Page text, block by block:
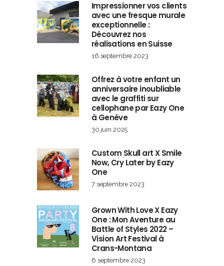
Impressionner vos clients
avec une fresque murale
exceptionnelle :
Découvrez nos
réalisations en Suisse
16 septembre 2023
Offrez à votre enfant un
anniversaire inoubliable
avec le graffiti sur
cellophane par Eazy One
à Genève
30 juin 2025
Custom Skull art X Smile
Now, Cry Later by Eazy
One
7 septembre 2023
Grown With Love X Eazy
One : Mon Aventure au
Battle of Styles 2022 –
Vision Art Festival à
Crans-Montana
6 septembre 2023